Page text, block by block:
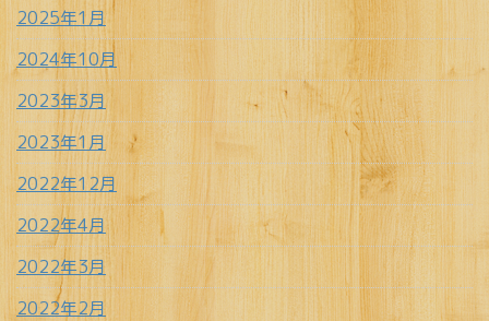
2025年1月
2024年10月
2023年3月
2023年1月
2022年12月
2022年4月
2022年3月
2022年2月